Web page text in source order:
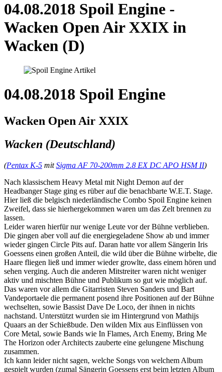
04.08.2018 Spoil Engine -
Wacken Open Air XXIX in
Wacken (D)
04.08.2018 Spoil Engine
Wacken Open Air XXIX
Wacken (Deutschland)
(Pentax K-5 mitSigma AF 70-200mm 2.8 EX DC APO HSM II)
Nach klassischem Heavy Metal mit Night Demon auf der
Headbanger Stage ging es rüber auf die benachbarte W.E.T. Stage.
Hier ließ die belgisch niederländische Combo Spoil Engine keinen
Zweifel, dass sie hierhergekommen waren um das Zelt brennen zu
lassen.
Leider waren hierfür nur wenige Leute vor der Bühne verblieben.
Die gingen aber voll auf die energiegeladene Show ab und immer
wieder gingen Circle Pits auf. Daran hatte vor allem Sängerin Iris
Goessens einen großen Anteil, die wild über die Bühne wirbelte, die
Haare fliegen ließ und immer wieder growlte, dass einem hören und
sehen verging. Auch die anderen Mitstreiter waren nicht weniger
aktiv und mischten Bühne und Publikum so gut wie möglich auf.
Das waren vor allem die Gitarristen Steven Sanders und Bart
Vandeportaele die permanent posend ihre Positionen auf der Bühne
wechselten, sowie Bassist Dave De Loco, der ihnen in nichts
nachstand. Unterstützt wurden sie im Hintergrund von Mathijs
Quaars an der Schießbude. Den wilden Mix aus Einflüssen von
Core Metal, sowie Bands wie In Flames, Arch Enemy, Bring Me
The Horizon oder Architects zauberte eine gelungene Mischung
zusammen.
Ich kann leider nicht sagen, welche Songs von welchem Album
gespielt wurden (zumal Sängerin Goessens erst beim letzten Album